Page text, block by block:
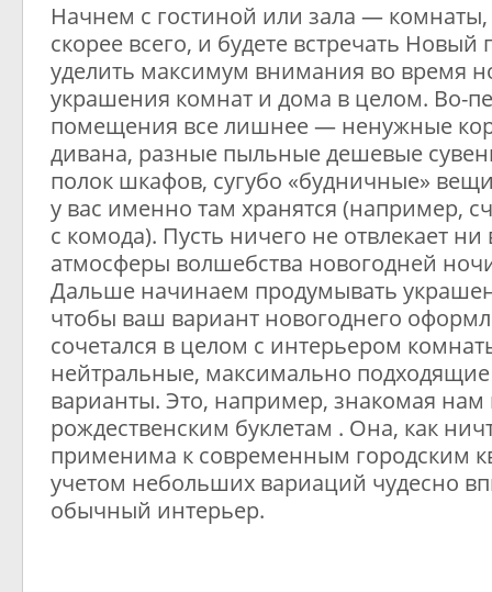
Начнем с гостиной или зала —
скорее всего, и будете встречать Новый
уделить максимум внимания во время
украшения комнат и дома в целом. Во-
помещения все лишнее — ненужные
дивана, разные пыльные дешевые
полок шкафов, сугубо «будничные»
у вас именно там хранятся (например,
с комода). Пусть ничего не отвлекает ни
атмосферы волшебства новогодней
Дальше начинаем продумывать
чтобы ваш вариант новогоднего
сочетался в целом с интерьером
нейтральные, максимально подходящие
варианты. Это, например, знакомая нам
рождественским буклетам . Она, как
применима к современным городским
учетом небольших вариаций чудесно
обычный интерьер.